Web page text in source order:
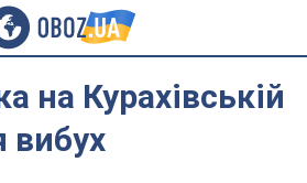
на Курахівській
вибух